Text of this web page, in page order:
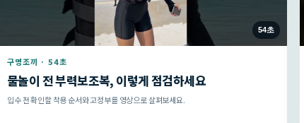
54초
구명조끼 · 54초
물놀이 전 부력보조복, 이렇게 점검하세요
입수 전 확인할 착용 순서와 고정부를 영상으로 살펴보세요.